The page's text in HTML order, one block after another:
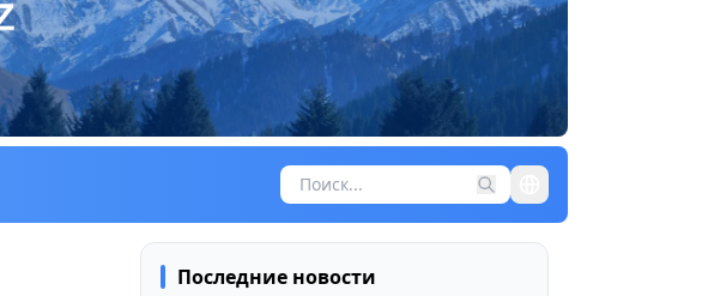
Последние новости